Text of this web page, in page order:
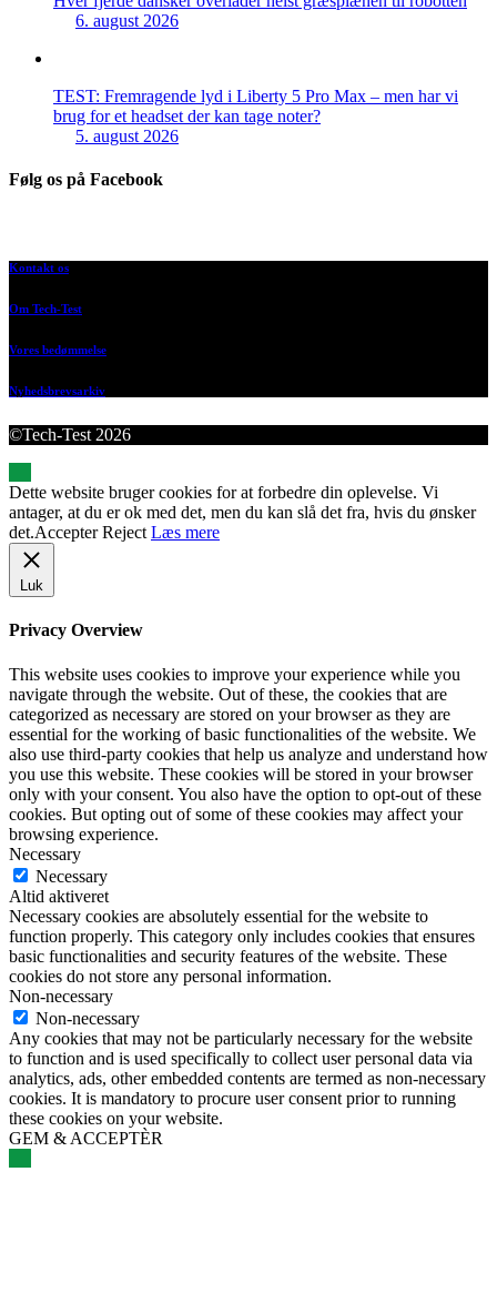
6. august 2026
TEST: Fremragende lyd i Liberty 5 Pro Max – men har vi
brug for et headset der kan tage noter?
5. august 2026
Følg os på Facebook
Kontakt os
Om Tech-Test
Vores bedømmelse
Nyhedsbrevsarkiv
©Tech-Test 2026
Dette website bruger cookies for at forbedre din oplevelse. Vi
antager, at du er ok med det, men du kan slå det fra, hvis du ønsker
det.Accepter Reject Læs mere
Luk
Privacy Overview
This website uses cookies to improve your experience while you
navigate through the website. Out of these, the cookies that are
categorized as necessary are stored on your browser as they are
essential for the working of basic functionalities of the website. We
also use third-party cookies that help us analyze and understand how
you use this website. These cookies will be stored in your browser
only with your consent. You also have the option to opt-out of these
cookies. But opting out of some of these cookies may affect your
browsing experience.
Necessary
Necessary
Altid aktiveret
Necessary cookies are absolutely essential for the website to
function properly. This category only includes cookies that ensures
basic functionalities and security features of the website. These
cookies do not store any personal information.
Non-necessary
Non-necessary
Any cookies that may not be particularly necessary for the website
to function and is used specifically to collect user personal data via
analytics, ads, other embedded contents are termed as non-necessary
cookies. It is mandatory to procure user consent prior to running
these cookies on your website.
GEM & ACCEPTÈR